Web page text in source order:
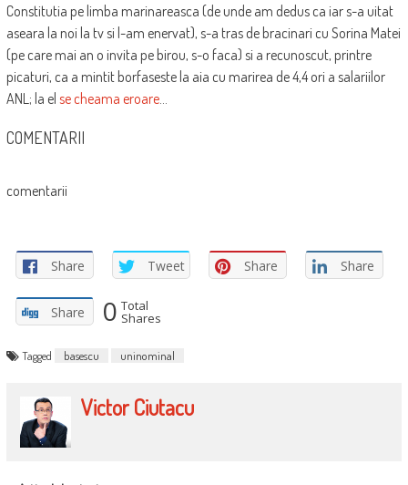
Constitutia pe limba marinareasca (de unde am dedus ca iar s-a uitat
aseara la noi la tv si l-am enervat), s-a tras de bracinari cu Sorina Matei
(pe care mai an o invita pe birou, s-o faca) si a recunoscut, printre
picaturi, ca a mintit borfaseste la aia cu marirea de 4,4 ori a salariilor
ANL; la el se cheama eroare…
COMENTARII
comentarii
Share Tweet Share Share
Share 0 Total
Shares
Tagged basescu uninominal
Victor Ciutacu